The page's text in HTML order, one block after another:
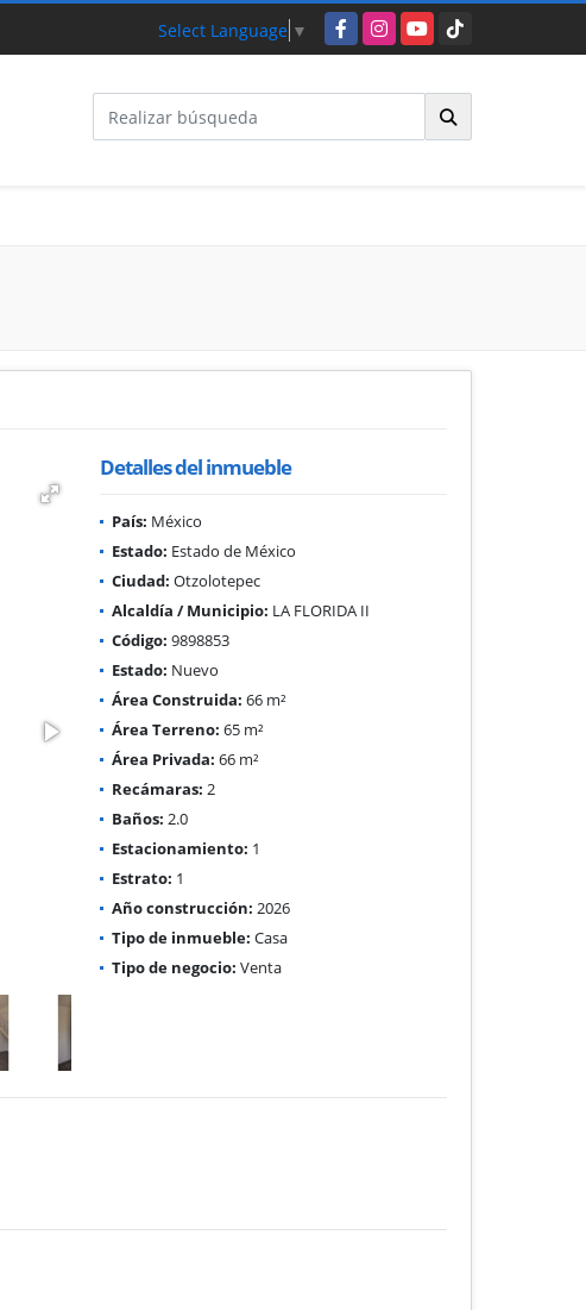
Select Language ▼ FacebookInstagramYouTubeTikTok
Detalles del inmueble
País: México
Estado: Estado de México
Ciudad: Otzolotepec
Alcaldía / Municipio: LA FLORIDA II
Código: 9898853
Estado: Nuevo
Área Construida: 66 m²
Área Terreno: 65 m²
Área Privada: 66 m²
Recámaras: 2
Baños: 2.0
Estacionamiento: 1
Estrato: 1
Año construcción: 2026
Tipo de inmueble: Casa
Tipo de negocio: Venta